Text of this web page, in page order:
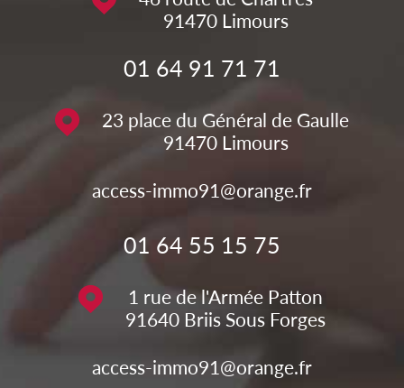
91470 Limours
01 64 91 71 71
23 place du Général de Gaulle
91470 Limours
access-immo91@orange.fr
01 64 55 15 75
1 rue de l'Armée Patton
91640 Briis Sous Forges
access-immo91@orange.fr